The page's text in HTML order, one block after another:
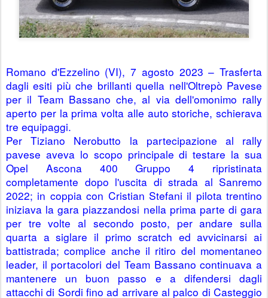
Romano d'Ezzelino (VI), 7 agosto 2023 – Trasferta
dagli esiti più che brillanti quella nell'Oltrepò Pavese
per il Team Bassano che, al via dell'omonimo rally
aperto per la prima volta alle auto storiche, schierava
tre equipaggi.
Per Tiziano Nerobutto la partecipazione al rally
pavese aveva lo scopo principale di testare la sua
Opel Ascona 400 Gruppo 4 ripristinata
completamente dopo l'uscita di strada al Sanremo
2022; in coppia con Cristian Stefani il pilota trentino
iniziava la gara piazzandosi nella prima parte di gara
per tre volte al secondo posto, per andare sulla
quarta a siglare il primo scratch ed avvicinarsi ai
battistrada; complice anche il ritiro del momentaneo
leader, il portacolori del Team Bassano continuava a
mantenere un buon passo e a difendersi dagli
attacchi di Sordi fino ad arrivare al palco di Casteggio